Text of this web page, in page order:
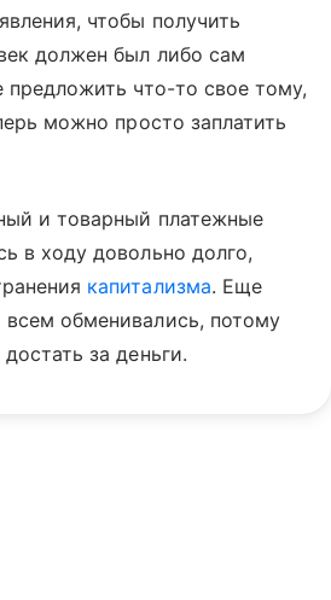
чтобы получить
должен был либо сам
предложить что-то свое тому,
можно просто заплатить
и товарный платежные
в ходу довольно долго,
капитализма. Еще
обменивались, потому
за деньги.